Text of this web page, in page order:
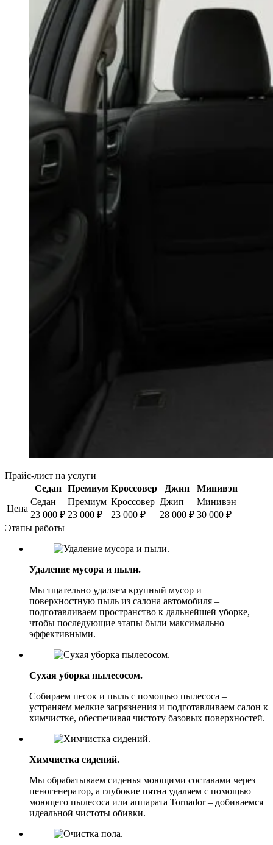
Прайс-лист на услуги
Седан
Премиум Кроссовер Джип
Минивэн
Цена
Седан
23 000 ₽
Премиум
23 000 ₽
Кроссовер
23 000 ₽
Джип
28 000 ₽
Минивэн
30 000 ₽
Этапы работы
Удаление мусора и пыли.
Мы тщательно удаляем крупный мусор и
поверхностную пыль из салона автомобиля –
подготавливаем пространство к дальнейшей уборке,
чтобы последующие этапы были максимально
эффективными.
Сухая уборка пылесосом.
Собираем песок и пыль с помощью пылесоса –
устраняем мелкие загрязнения и подготавливаем салон к
химчистке, обеспечивая чистоту базовых поверхностей.
Химчистка сидений.
Мы обрабатываем сиденья моющими составами через
пеногенератор, а глубокие пятна удаляем с помощью
моющего пылесоса или аппарата Tornador – добиваемся
идеальной чистоты обивки.